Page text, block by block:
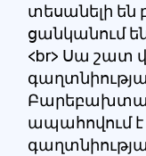
տեսանելի են
ցանկանում են
<br> Սա շատ
ապահովում